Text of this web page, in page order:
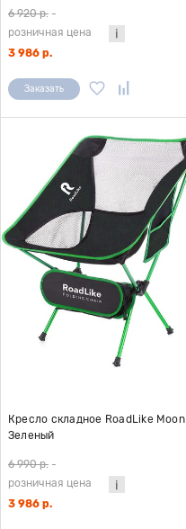
6 920 р. -
розничная цена
3 986 р.
Заказать
Кресло складное RoadLike Moon
Зеленый
6 990 р. -
розничная цена
3 986 р.